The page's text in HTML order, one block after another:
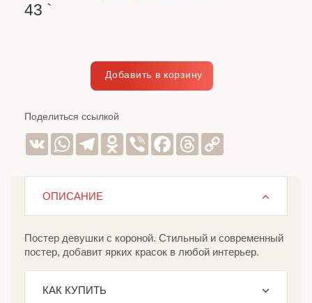
43 `
Поделиться ссылкой
VK WhatsAppTelegramOdnoklassniki
Viber Facebook
Threads
ОПИСАНИЕ
Постер девушки с короной. Стильный и современный
постер, добавит ярких красок в любой интерьер.
КАК КУПИТЬ